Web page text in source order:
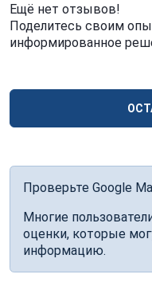
Ещё нет отзывов!
Поделитесь своим
информированное
Проверьте Google
Многие
оценки, которые
информацию.